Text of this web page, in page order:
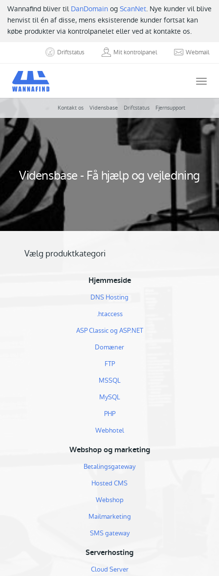
Wannafind bliver til DanDomain og ScanNet. Nye kunder vil blive
henvist til én af disse, mens eksisterende kunder fortsat kan
købe produkter via kontrolpanelet eller ved at kontakte os.
Driftstatus Mit kontrolpanel Webmail
Kontakt os Vidensbase Driftstatus Fjernsupport
Vidensbase - Få hjælp og vejledning
Vælg produktkategori
Hjemmeside
DNS Hosting
.htaccess
ASP Classic og ASP.NET
Domæner
FTP
MSSQL
MySQL
PHP
Webhotel
Webshop og marketing
Betalingsgateway
Hosted CMS
Webshop
Mailmarketing
SMS gateway
Serverhosting
Cloud Server